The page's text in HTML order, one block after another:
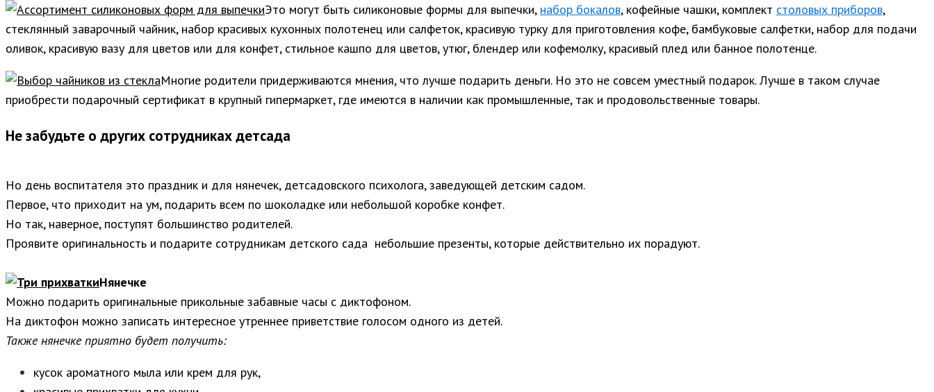
Это могут быть силиконовые формы для выпечки, набор бокалов, кофейные чашки, комплект столовых приборов,
стеклянный заварочный чайник, набор красивых кухонных полотенец или салфеток, красивую турку для приготовления кофе, бамбуковые салфетки, набор для подачи
оливок, красивую вазу для цветов или для конфет, стильное кашпо для цветов, утюг, блендер или кофемолку, красивый плед или банное полотенце.
Многие родители придерживаются мнения, что лучше подарить деньги. Но это не совсем уместный подарок. Лучше в таком случае
приобрести подарочный сертификат в крупный гипермаркет, где имеются в наличии как промышленные, так и продовольственные товары.
Не забудьте о других сотрудниках детсада
Но день воспитателя это праздник и для нянечек, детсадовского психолога, заведующей детским садом.
Первое, что приходит на ум, подарить всем по шоколадке или небольшой коробке конфет.
Но так, наверное, поступят большинство родителей.
Проявите оригинальность и подарите сотрудникам детского сада небольшие презенты, которые действительно их порадуют.
Нянечке
Можно подарить оригинальные прикольные забавные часы с диктофоном.
На диктофон можно записать интересное утреннее приветствие голосом одного из детей.
Также нянечке приятно будет получить:
кусок ароматного мыла или крем для рук,